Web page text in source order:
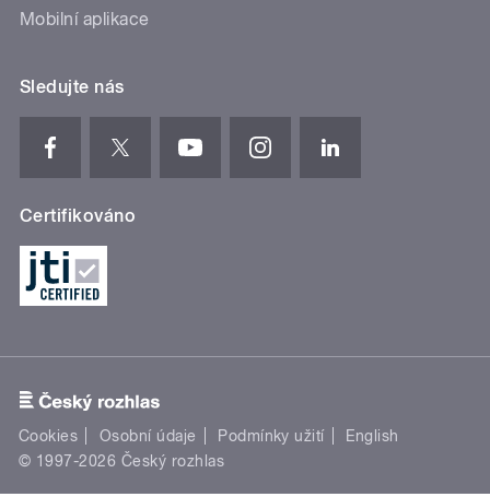
Mobilní aplikace
Sledujte nás
Certifikováno
Cookies Osobní údaje Podmínky užití
English
© 1997-2026 Český rozhlas